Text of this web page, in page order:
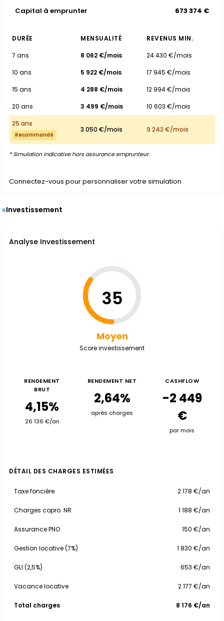
Capital à emprunter 673 374 €
DURÉE MENSUALITÉ
REVENUS MIN.
7 ans
8 062 €/mois
24 430 €/mois
10 ans
5 922 €/mois
17 945 €/mois
15 ans
4 288 €/mois
12 994 €/mois
20 ans
3 499 €/mois
10 603 €/mois
25 ans
Recommandé
3 050 €/mois 9 242 €/mois
* Simulation indicative hors assurance emprunteur.
Connectez-vous pour personnaliser votre simulation
Investissement
Analyse Investissement
35
Moyen
Score investissement
RENDEMENT
BRUT
4,15%
26 136 €/an
RENDEMENT NET
2,64%
après charges
CASHFLOW
-2 449
€
par mois
DÉTAIL DES CHARGES ESTIMÉES
Taxe foncière 2 178 €/an
Charges copro. NR 1 188 €/an
Assurance PNO 150 €/an
Gestion locative (7%) 1 830 €/an
GLI (2,5%) 653 €/an
Vacance locative 2 177 €/an
Total charges 8 176 €/an